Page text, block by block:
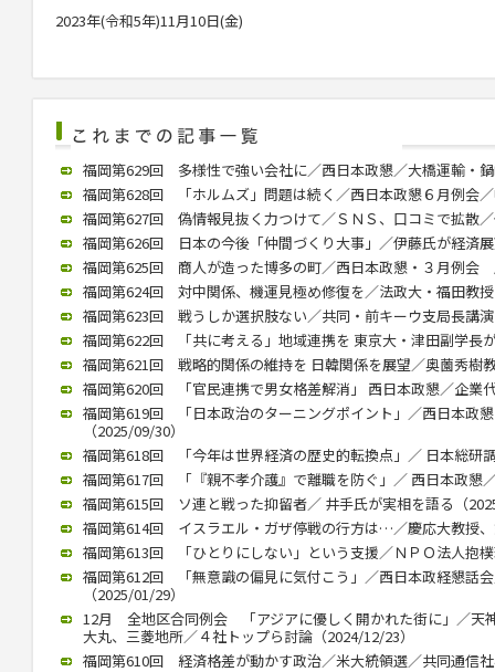
2023年(令和5年)11月10日(金)
福岡第629回 多様性で強い会社に／西日本政懇／大橋運輸・
福岡第628回 「ホルムズ」問題は続く／西日本政懇６月例会
福岡第627回 偽情報見抜く力つけて／ＳＮＳ、口コミで拡散
福岡第626回 日本の今後「仲間づくり大事」／伊藤氏が経済
福岡第625回 商人が造った博多の町／西日本政懇・３月例会
福岡第624回 対中関係、機運見極め修復を／法政大・福田教
福岡第623回 戦うしか選択肢ない／共同・前キーウ支局長講
福岡第622回 「共に考える」地域連携を 東京大・津田副学長
福岡第621回 戦略的関係の維持を 日韓関係を展望／奥薗秀樹
福岡第620回 「官民連携で男女格差解消」 西日本政懇／企業
福岡第619回 「日本政治のターニングポイント」／西日本政
（2025/09/30）
福岡第618回 「今年は世界経済の歴史的転換点」／ 日本総
福岡第617回 「『親不孝介護』で離職を防ぐ」／ 西日本政懇
福岡第615回 ソ連と戦った抑留者／ 井手氏が実相を語る（
福岡第614回 イスラエル・ガザ停戦の行方は…／慶応大教授
福岡第613回 「ひとりにしない」という支援／ＮＰＯ法人抱
福岡第612回 「無意識の偏見に気付こう」／西日本政経懇話
（2025/01/29）
12月 全地区合同例会 「アジアに優しく開かれた街に」／天
大丸、三菱地所／４社トップら討論（2024/12/23）
福岡第610回 経済格差が動かす政治／米大統領選／共同通信